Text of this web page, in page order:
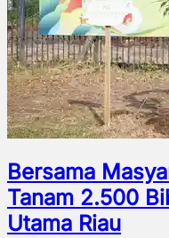
Bersama
Tanam 2.500
Utama Riau